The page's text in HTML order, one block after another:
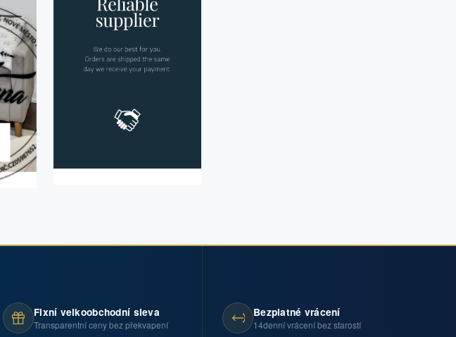
Fixní velkoobchodní sleva
Transparentní ceny bez překvapení
Bezplatné vrácení
14denní vrácení bez starostí